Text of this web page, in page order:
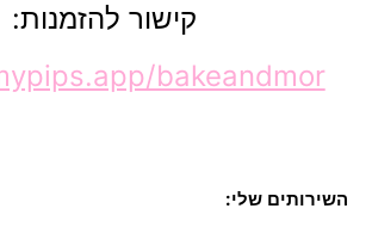
קישור להזמנות:
bakeandmor
השירותים שלי: